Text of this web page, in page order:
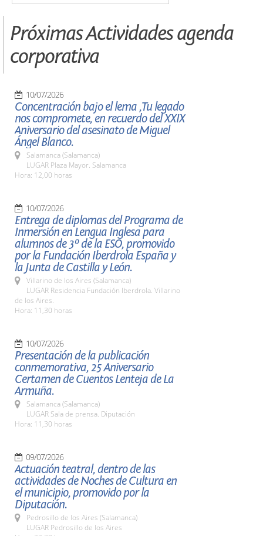
Próximas Actividades agenda
corporativa
10/07/2026
Concentración bajo el lema ,Tu legado
nos compromete, en recuerdo del XXIX
Aniversario del asesinato de Miguel
Ángel Blanco.
Salamanca (Salamanca)
LUGAR Plaza Mayor. Salamanca
Hora: 12,00 horas
10/07/2026
Entrega de diplomas del Programa de
Inmersión en Lengua Inglesa para
alumnos de 3º de la ESO, promovido
por la Fundación Iberdrola España y
la Junta de Castilla y León.
Villarino de los Aires (Salamanca)
LUGAR Residencia Fundación Iberdrola. Villarino
de los Aires.
Hora: 11,30 horas
10/07/2026
Presentación de la publicación
conmemorativa, 25 Aniversario
Certamen de Cuentos Lenteja de La
Armuña.
Salamanca (Salamanca)
LUGAR Sala de prensa. Diputación
Hora: 11,30 horas
09/07/2026
Actuación teatral, dentro de las
actividades de Noches de Cultura en
el municipio, promovido por la
Diputación.
Pedrosillo de los Aires (Salamanca)
LUGAR Pedrosillo de los Aires